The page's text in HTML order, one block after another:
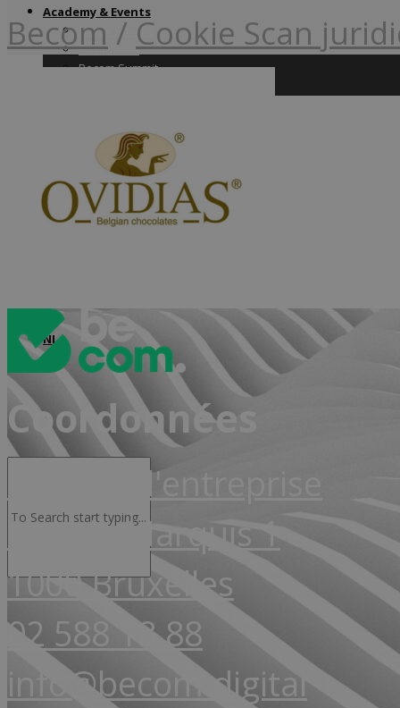
Academy & Events
Friday Snacks
Formations
Becom Summit
Advocacy & Juridique
NL
Becom / Cookie Scan
Coordonnées
Siège de l'entreprise
Rue de Marquis 1
1000 Bruxelles
02 588 18 88
info@becom.digital